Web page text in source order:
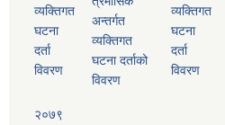
व्यक्तिगत
घटना
दर्ता
विवरण
अन्तर्गत
व्यक्तिगत
घटना दर्ताको
विवरण
व्यक्तिगत
घटना
दर्ता
विवरण
२०७९